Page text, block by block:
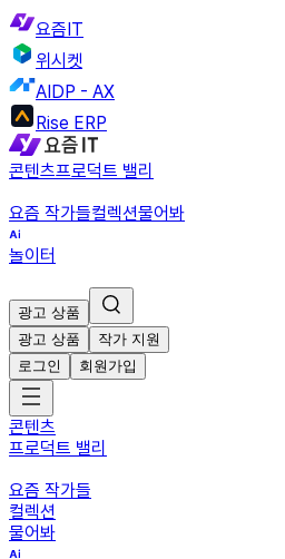
요즘IT
위시켓
AIDP - AX
Rise ERP
콘텐츠프로덕트 밸리
요즘 작가들컬렉션물어봐
놀이터
광고 상품
광고 상품
작가 지원
로그인
회원가입
콘텐츠
프로덕트 밸리
요즘 작가들
컬렉션
물어봐